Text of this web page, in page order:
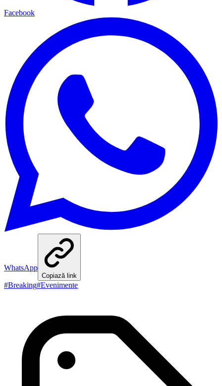
Facebook
WhatsApp
Copiază link
#Breaking#Evenimente